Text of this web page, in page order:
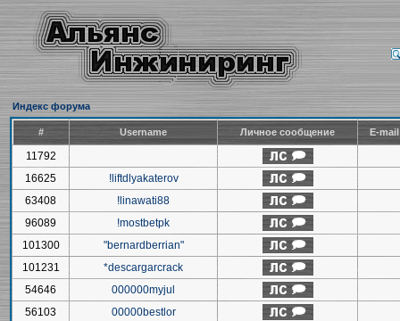
Индекс форума
# Username Личное сообщение E-
11792
16625
!liftdlyakaterov
63408
!linawati88
96089
!mostbetpk
101300
"bernardberrian"
101231
*descargarcrack
54646
000000myjul
56103
00000bestlor